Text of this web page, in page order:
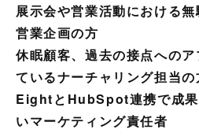
展示会や営業活動における
営業企画の方
休眠顧客、過去の接点への
ているナーチャリング担当の
EightとHubSpot連携で成果
いマーケティング責任者